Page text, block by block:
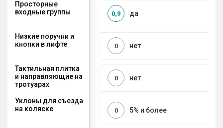
Просторные
входные группы
да
0,9
Низкие поручни и
кнопки в лифте
нет
0
Тактильная плитка
и направляющие на
тротуарах
нет
0
Уклоны для съезда
на коляске
5% и более
0